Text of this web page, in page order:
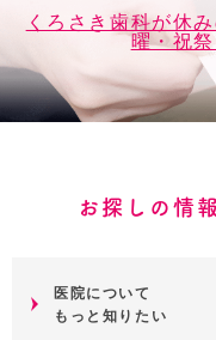
くろさき歯科が休
曜・祝
お探しの情
医院について
もっと知りたい